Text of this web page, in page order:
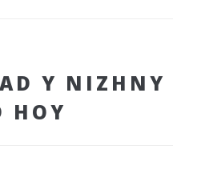
Y NIZHNY
HOY